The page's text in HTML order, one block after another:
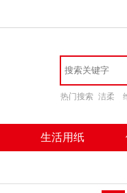
热门搜索 洁柔
生活用纸